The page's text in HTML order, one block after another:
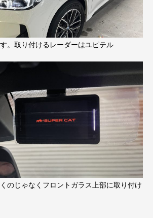
。取り付けるレーダーはユピテル
のじゃなくフロントガラス上部に取り付け